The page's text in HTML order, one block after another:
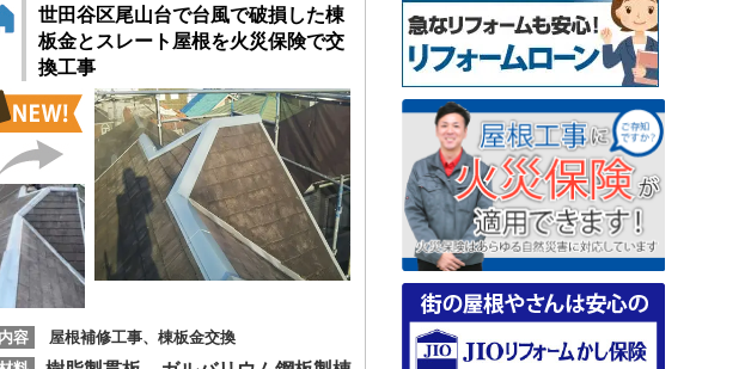
世田谷区尾山台で台風で破損した棟
板金とスレート屋根を火災保険で交
換工事
容
屋根補修工事、棟板金交換